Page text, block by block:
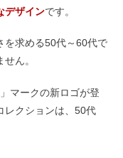
デザインです。
を求める50代～60代で
ん。
マークの新ロゴが登
レクションは、50代